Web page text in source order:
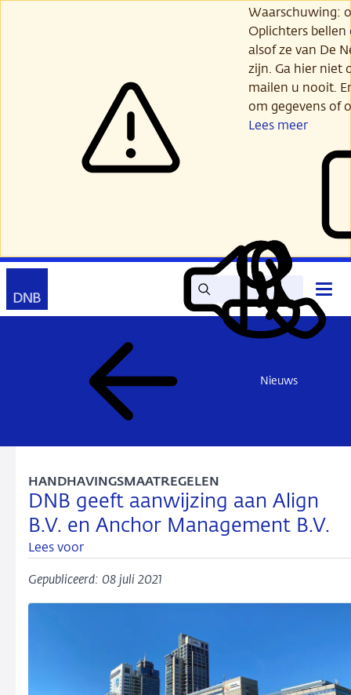
Waarschuwing:
Oplichters
alsof ze van De
zijn. Ga hier niet
mailen u nooit.
om gegevens of
Lees meer
Zoek Lees
voor
Mijn
DNB
Contact
Nieuws
DNB geeft aanwijzing aan Align
B.V. en Anchor Management B.V.
HANDHAVINGSMAATREGELEN
Lees voor
Gepubliceerd: 08 juli 2021